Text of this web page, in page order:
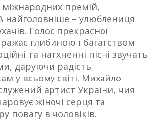
міжнародних премій,
найголовніше – улюблениця
Голос прекрасної
глибиною і багатством
та натхненні пісні звучать
даруючи радість
у всьому світі. Михайло
артист України, чия
жіночі серця та
повагу в чоловіків.